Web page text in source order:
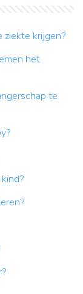
ziekte krijgen?
het
te